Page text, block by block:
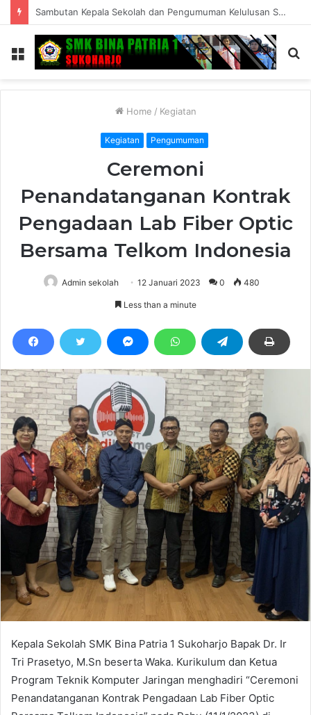
Rekapitulasi Penggunaan Dana BOS Tahap II Tahun 2025
Menu
Home / Kegiatan
Kegiatan Pengumuman
Ceremoni
Penandatanganan Kontrak
Pengadaan Lab Fiber Optic
Bersama Telkom Indonesia
Admin sekolah 12 Januari 2023 0 480
Less than a minute
Kepala Sekolah SMK Bina Patria 1 Sukoharjo Bapak Dr. Ir
Tri Prasetyo, M.Sn beserta Waka. Kurikulum dan Ketua
Program Teknik Komputer Jaringan menghadiri “Ceremoni
Penandatanganan Kontrak Pengadaan Lab Fiber Optic